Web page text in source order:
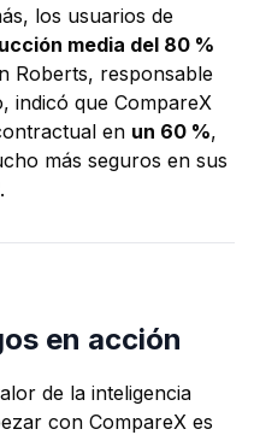
los usuarios de
media del 80 %
Roberts, responsable
indicó que CompareX
en un 60 %,
más seguros en sus
en acción
de la inteligencia
con CompareX es